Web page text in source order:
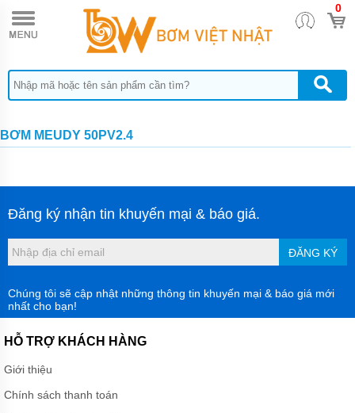
0
TRANG
CHỦ
BƠM
CÔNG
NGHIỆP
BƠM
HÚT
NGHIỆP
BƠM
HÚT
BÙN
PS
MÁY
BƠM
CHÌM
KHUẤY
BÙN
BƠM MEUDY 50PV2.4
Đăng ký nhận tin khuyến mại & báo giá.
ĐĂNG KÝ
Chúng tôi sẽ cập nhật những thông tin khuyến mại & báo giá mới
nhất cho bạn!
HỖ TRỢ KHÁCH HÀNG
Giới thiệu
Chính sách thanh toán